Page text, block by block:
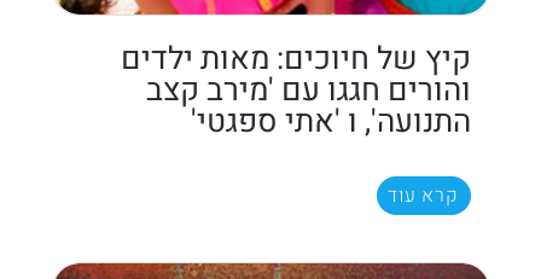
קיץ של חיוכים: מאות ילדים
והורים חגגו עם 'מירב קצב
התנועה', ו 'אתי ספגטי'
קרא עוד